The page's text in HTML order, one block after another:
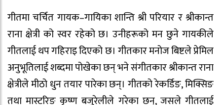
गीतमा चर्चित गायक–गायिका शान्ति श्री परियार र श्रीकान्त
राना क्षेत्री को स्वर रहेको छ। उनीहरूको मन छुने गायकीले
गीतलाई थप गहिराइ दिएको छ। गीतकार मनोज बिष्टले प्रेमिल
अनुभूतिलाई शब्दमा पोखेका छन् भने संगीतकार श्रीकान्त राना
क्षेत्रीले मीठो धुन तयार पारेका छन्। गीतको रेकर्डिङ, मिक्सिङ
तथा मास्टरिङ कृष्ण बजुरेलीले गरेका छन्, जसले गीतलाई